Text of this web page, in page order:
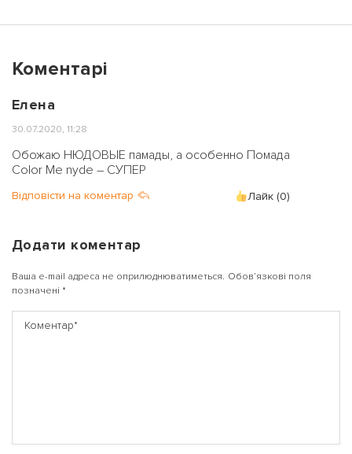
Коментарі
Елена
30.07.2020, 11:28
Обожаю НЮДОВЫЕ памады, а особенно Помада
Color Me nyde – СУПЕР
Лайк (0)
Відповісти на коментар
Додати коментар
Ваша e-mail адреса не оприлюднюватиметься. Обов’язкові поля
позначені *